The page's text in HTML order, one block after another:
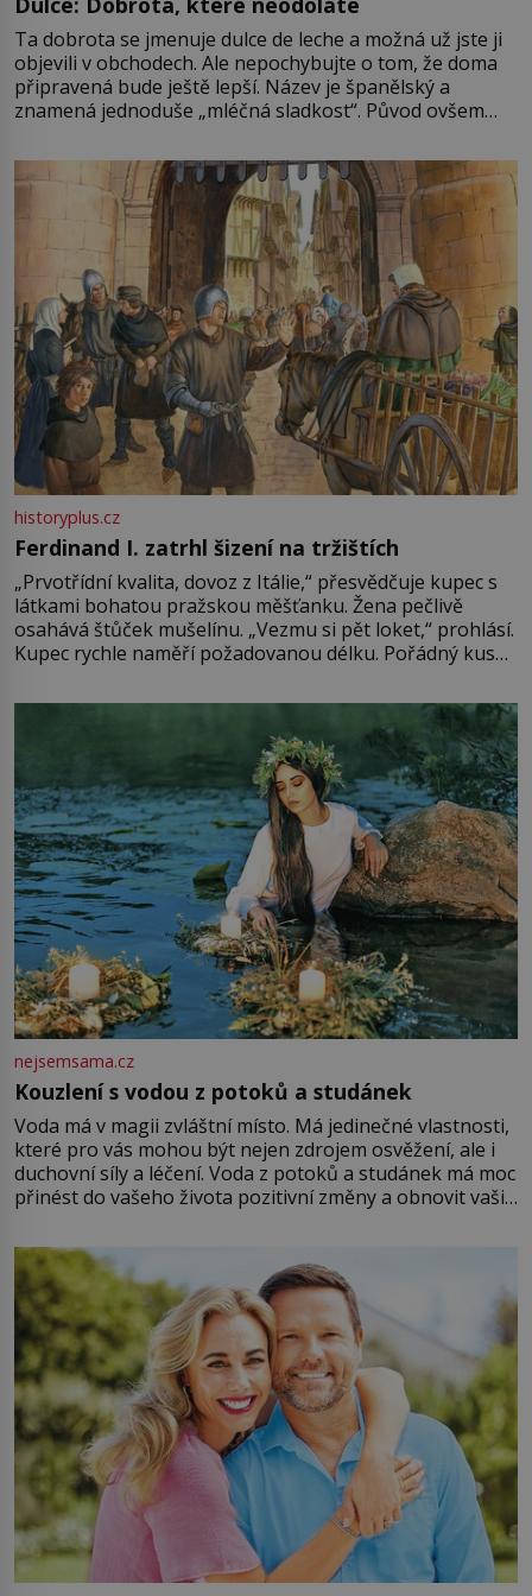
Ta dobrota se jmenuje dulce de leche a možná už jste ji
objevili v obchodech. Ale nepochybujte o tom, že doma
připravená bude ještě lepší. Název je španělský a
znamená jednoduše „mléčná sladkost“. Původ ovšem
pře hned několik latinskoamerických zemí a k tomu
Francie, kde se traduje,
historyplus.cz
Ferdinand I. zatrhl šizení na tržištích
„Prvotřídní kvalita, dovoz z Itálie,“ přesvědčuje kupec s
látkami bohatou pražskou měšťanku. Žena pečlivě
osahává štůček mušelínu. „Vezmu si pět loket,“ prohlásí.
Kupec rychle naměří požadovanou délku. Pořádný kus
milostpaní. Stačí jenom na sukni,“ zhodnotí švadlena
množství růžového mušelínu. „Ošidili vás, podívejte.“
Vezme do ruky dřevěnou
nejsemsama.cz
Kouzlení s vodou z potoků a studánek
Voda má v magii zvláštní místo. Má jedinečné vlastnosti,
které pro vás mohou být nejen zdrojem osvěžení, ale i
duchovní síly a léčení. Voda z potoků a studánek má moc
přinést do vašeho života pozitivní změny a obnovit vaši
můžete obohatit své rituály a přinést do svého života
větší harmonii a klid. Je důležité